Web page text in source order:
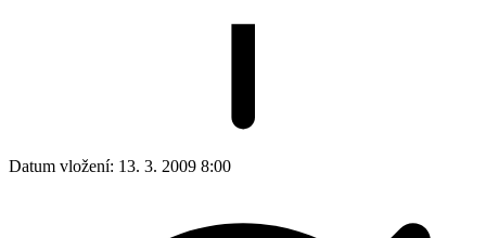
Datum vložení: 13. 3. 2009 8:00